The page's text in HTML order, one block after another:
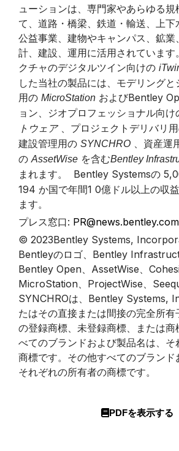
ューションは、専門家やあらゆる規
て、道路・橋梁、鉄道・輸送、上
公益事業、建物やキャンパス、鉱業
計、建設、運用に活用されています
クチャのデジタルツイン向けの
した当社の製品には、モデリング
用の MicroStation およびBentley
ョン、ジオプロフェッショナル向け
トウェア、プロジェクトデリバリ
建設管理用の SYNCHRO 、資産運
の AssetWise を含むBentley
まれます。
Bentley Systemsの
194 か国で年間1 0億ドル以上の収
ます。
プレス窓口: PR@news.bentley.com
© 2023Bentley Systems,
Bentleyのロゴ、Bentley
Bentley Open、AssetWise、
MicroStation、ProjectWise、
SYNCHROは、Bentley Systems,
たはその直接または間接の完全所
の登録商標、未登録商標、または商
べてのブランドおよび製品名は、
商標です。その他すべてのブランド
それぞれの所有者の商標です。
PDFを表示する